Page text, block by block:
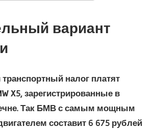
вариант
налог платят
X5, зарегистрированные в
Так БМВ с самым мощным
составит 6 675 рублей